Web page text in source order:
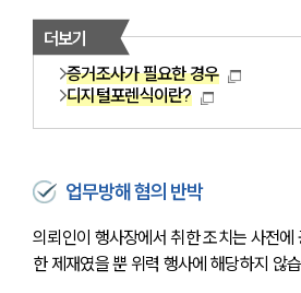
분야별
법률상담전문변
소식/자료
더보기
증거조사가 필요한 경우
디지털포렌식이란?
업무방해 혐의 반박
의뢰인이 행사장에서 취한 조치는 사전에
한 제재였을 뿐 위력 행사에 해당하지 않